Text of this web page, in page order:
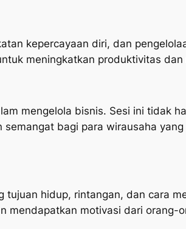
kepercayaan diri, dan
meningkatkan produktivitas
mengelola bisnis. Sesi ini tidak
bagi para wirausaha
hidup, rintangan, dan cara
mendapatkan motivasi dari orang-